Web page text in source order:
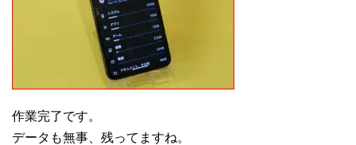
作業完了です。
データも無事、残ってますね。